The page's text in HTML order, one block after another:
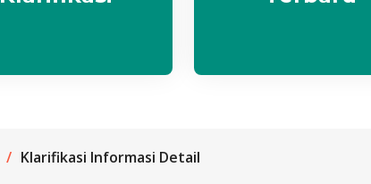
Klarifikasi Informasi Detail